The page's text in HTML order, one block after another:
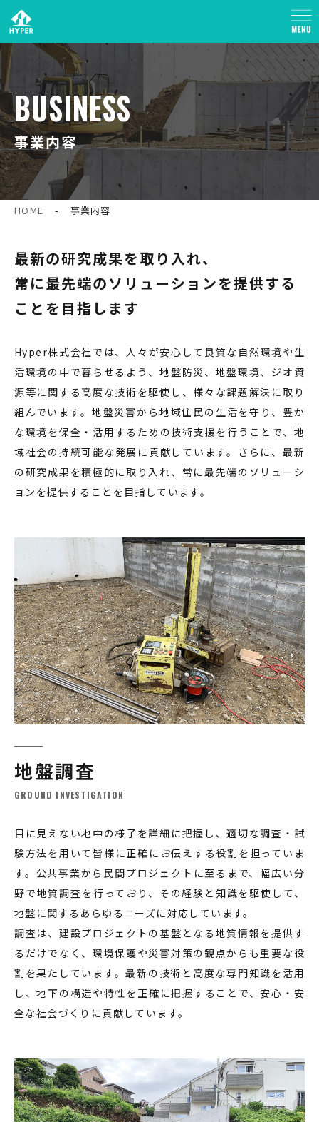
BUSINESS
事業内容
HOME - 事業内容
最新の研究成果を取り入れ、
常に最先端のソリューションを提供する
ことを目指します
Hyper株式会社では、人々が安心して良質な自然環境や生
活環境の中で暮らせるよう、地盤防災、地盤環境、ジオ資
源等に関する高度な技術を駆使し、様々な課題解決に取り
組んでいます。地盤災害から地域住民の生活を守り、豊か
な環境を保全・活用するための技術支援を行うことで、地
域社会の持続可能な発展に貢献しています。さらに、最新
の研究成果を積極的に取り入れ、常に最先端のソリューシ
ョンを提供することを目指しています。
地盤調査
GROUND INVESTIGATION
目に見えない地中の様子を詳細に把握し、適切な調査・試
験方法を用いて皆様に正確にお伝えする役割を担っていま
す。公共事業から民間プロジェクトに至るまで、幅広い分
野で地質調査を行っており、その経験と知識を駆使して、
地盤に関するあらゆるニーズに対応しています。
調査は、建設プロジェクトの基盤となる地質情報を提供す
るだけでなく、環境保護や災害対策の観点からも重要な役
割を果たしています。最新の技術と高度な専門知識を活用
し、地下の構造や特性を正確に把握することで、安心・安
全な社会づくりに貢献しています。